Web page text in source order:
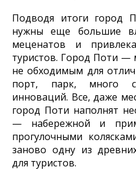
Подводя итоги город
нужны еще большие
меценатов и
туристов. Город Поти —
не обходимым для
порт, парк, много
инноваций. Все, даже
город Поти наполнят
— набережной и
прогулочными
заново одну из
для туристов.